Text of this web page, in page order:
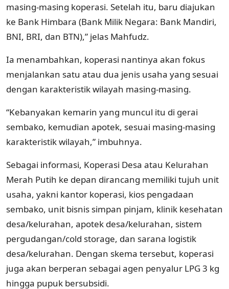
masing-masing koperasi. Setelah itu, baru diajukan
ke Bank Himbara (Bank Milik Negara: Bank Mandiri,
BNI, BRI, dan BTN),” jelas Mahfudz.
Ia menambahkan, koperasi nantinya akan fokus
menjalankan satu atau dua jenis usaha yang sesuai
dengan karakteristik wilayah masing-masing.
“Kebanyakan kemarin yang muncul itu di gerai
sembako, kemudian apotek, sesuai masing-masing
karakteristik wilayah,” imbuhnya.
Sebagai informasi, Koperasi Desa atau Kelurahan
Merah Putih ke depan dirancang memiliki tujuh unit
usaha, yakni kantor koperasi, kios pengadaan
sembako, unit bisnis simpan pinjam, klinik kesehatan
desa/kelurahan, apotek desa/kelurahan, sistem
pergudangan/cold storage, dan sarana logistik
desa/kelurahan. Dengan skema tersebut, koperasi
juga akan berperan sebagai agen penyalur LPG 3 kg
hingga pupuk bersubsidi.